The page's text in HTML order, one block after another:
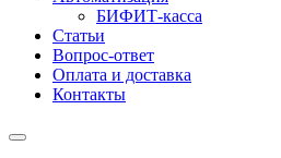
БИФИТ-касса
Статьи
Вопрос-ответ
Оплата и доставка
Контакты